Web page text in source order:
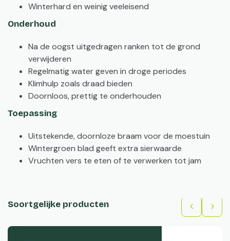
Winterhard en weinig veeleisend
Onderhoud
Na de oogst uitgedragen ranken tot de grond
verwijderen
Regelmatig water geven in droge periodes
Klimhulp zoals draad bieden
Doornloos, prettig te onderhouden
Toepassing
Uitstekende, doornloze braam voor de moestuin
Wintergroen blad geeft extra sierwaarde
Vruchten vers te eten of te verwerken tot jam
Soortgelijke producten